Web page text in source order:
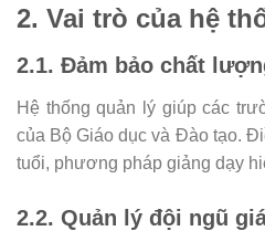
2. Vai trò của hệ
2.1. Đảm bảo chất
Hệ thống quản lý giúp các
của Bộ Giáo dục và Đào tạo.
tuổi, phương pháp giảng dạy
2.2. Quản lý đội ngũ